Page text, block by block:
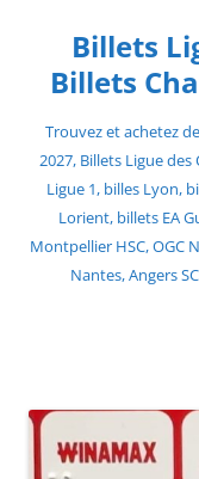
contentBillets
Billets
Trouvez et achetez
2027, Billets Ligue
Ligue 1, billes Lyon,
Lorient, billets EA
Montpellier HSC, OGC
Nantes, Angers